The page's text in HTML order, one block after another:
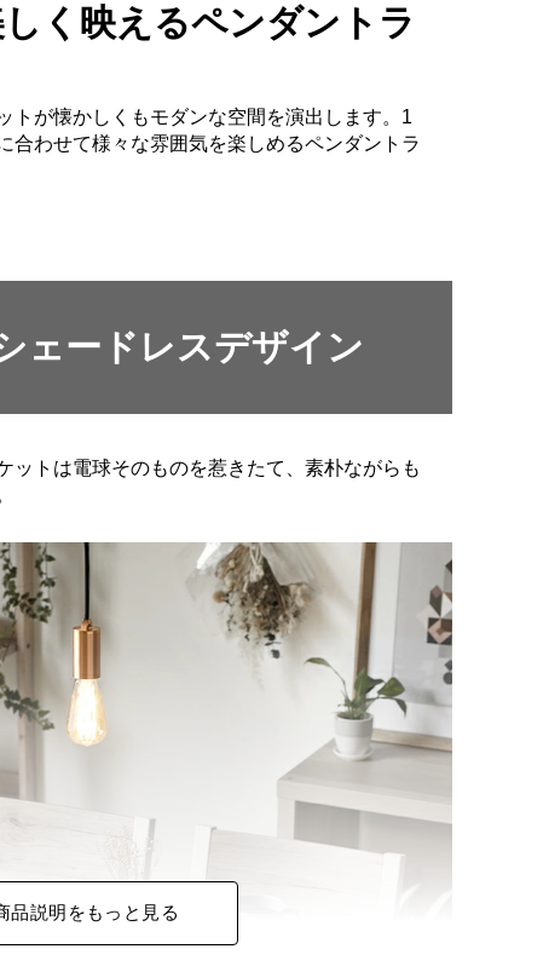
く映えるペンダントラ
トが懐かしくもモダンな空間を演出します。1
合わせて様々な雰囲気を楽しめるペンダントラ
ェードレスデザイン
ットは電球そのものを惹きたて、素朴ながらも
品説明をもっと見る